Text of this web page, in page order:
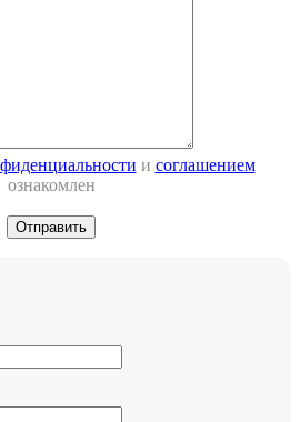
и соглашением
ознакомлен